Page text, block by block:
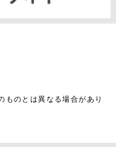
ものとは異なる場合があり